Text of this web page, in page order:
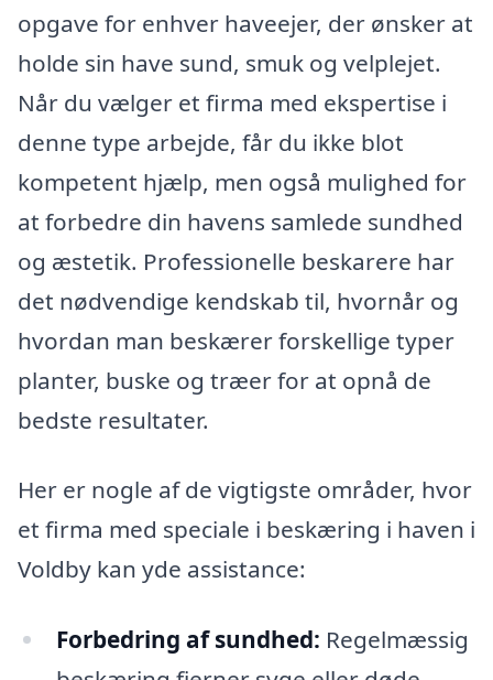
opgave for enhver haveejer, der ønsker at
holde sin have sund, smuk og velplejet.
Når du vælger et firma med ekspertise i
denne type arbejde, får du ikke blot
kompetent hjælp, men også mulighed for
at forbedre din havens samlede sundhed
og æstetik. Professionelle beskarere har
det nødvendige kendskab til, hvornår og
hvordan man beskærer forskellige typer
planter, buske og træer for at opnå de
bedste resultater.
Her er nogle af de vigtigste områder, hvor
et firma med speciale i beskæring i haven i
Voldby kan yde assistance:
Forbedring af sundhed: Regelmæssig